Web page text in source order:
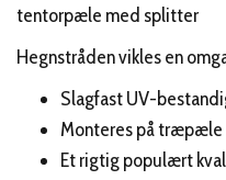
tentorpæle med splitter
Hegnstråden vikles en
Slagfast UV-
Monteres på træpæle
Et rigtig populært